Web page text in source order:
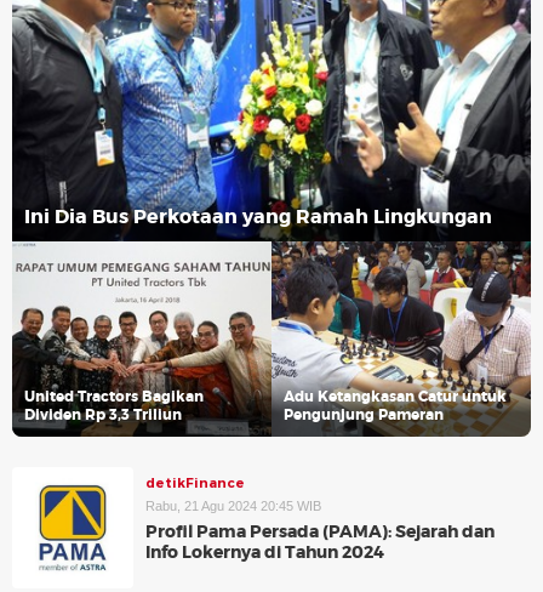
Ini Dia Bus Perkotaan yang Ramah Lingkungan
United Tractors Bagikan
Dividen Rp 3,3 Triliun
Adu Ketangkasan Catur untuk
Pengunjung Pameran
detikFinance
Rabu, 21 Agu 2024 20:45 WIB
Profil Pama Persada (PAMA): Sejarah dan
Info Lokernya di Tahun 2024